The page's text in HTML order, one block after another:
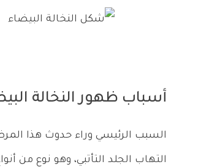
أسباب ظهور النخالة
السبب الرئيسي وراء حدوث هذا
التهاب الجلد التأتبي، وهو نوع من